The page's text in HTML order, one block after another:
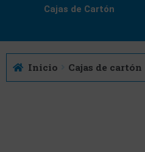
Cajas de Cartón
Inicio Cajas de cartón